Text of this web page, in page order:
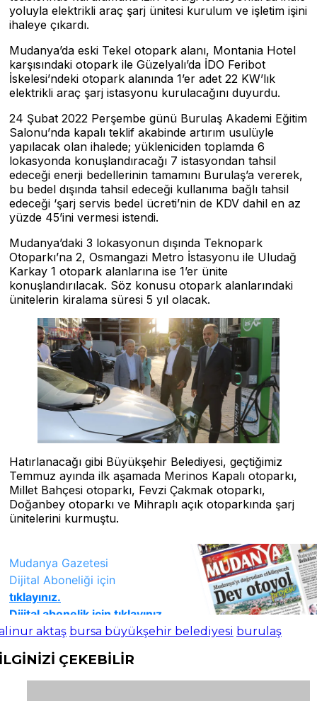
yoluyla elektrikli araç şarj ünitesi kurulum ve işletim işini
ihaleye çıkardı.
Mudanya’da eski Tekel otopark alanı, Montania Hotel
karşısındaki otopark ile Güzelyalı’da İDO Feribot
İskelesi’ndeki otopark alanında 1’er adet 22 KW’lık
elektrikli araç şarj istasyonu kurulacağını duyurdu.
24 Şubat 2022 Perşembe günü Burulaş Akademi Eğitim
Salonu’nda kapalı teklif akabinde artırım usulüyle
yapılacak olan ihalede; yükleniciden toplamda 6
lokasyonda konuşlandıracağı 7 istasyondan tahsil
edeceği enerji bedellerinin tamamını Burulaş’a vererek,
bu bedel dışında tahsil edeceği kullanıma bağlı tahsil
edeceği ‘şarj servis bedel ücreti’nin de KDV dahil en az
yüzde 45’ini vermesi istendi.
Mudanya’daki 3 lokasyonun dışında Teknopark
Otoparkı’na 2, Osmangazi Metro İstasyonu ile Uludağ
Karkay 1 otopark alanlarına ise 1’er ünite
konuşlandırılacak. Söz konusu otopark alanlarındaki
ünitelerin kiralama süresi 5 yıl olacak.
Hatırlanacağı gibi Büyükşehir Belediyesi, geçtiğimiz
Temmuz ayında ilk aşamada Merinos Kapalı otoparkı,
Millet Bahçesi otoparkı, Fevzi Çakmak otoparkı,
Doğanbey otoparkı ve Mihraplı açık otoparkında şarj
ünitelerini kurmuştu.
aktaş bursa büyükşehir belediyesi burulaş
ÇEKEBİLİR